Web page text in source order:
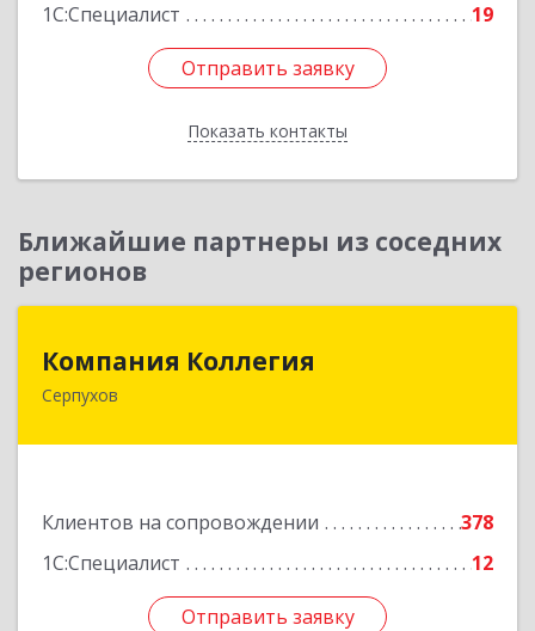
1С:Специалист
19
Отправить заявку
Показать контакты
Отправить заявку
Назад
Ближайшие партнеры из соседних
регионов
Компания Коллегия
Серпухов
Клиентов на сопровождении
378
1С:Специалист
12
Отправить заявку
142211, Московская обл, Серпухов г, Оборонная
Отправить заявку